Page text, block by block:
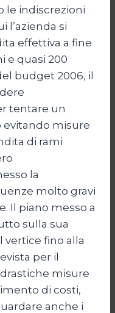
le indiscrezioni
l’azienda si
effettiva a fine
e quasi 200
budget 2006, il
tentare un
evitando misure
di rami
la
molto gravi
Il piano messo a
sulla sua
vertice fino alla
per il
misure
di costi,
anche i